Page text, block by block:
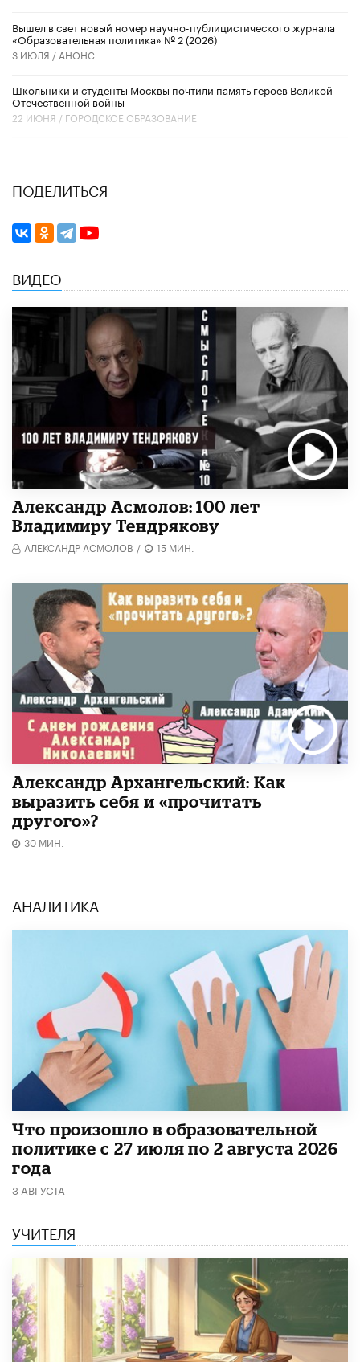
Вышел в свет новый номер научно-публицистического журнала
«Образовательная политика» № 2 (2026)
3 ИЮЛЯ / АНОНС
Школьники и студенты Москвы почтили память героев Великой
Отечественной войны
22 ИЮНЯ / ГОРОДСКОЕ ОБРАЗОВАНИЕ
ПОДЕЛИТЬСЯ
ВИДЕО
Александр Асмолов: 100 лет
Владимиру Тендрякову
АЛЕКСАНДР АСМОЛОВ / 15 МИН.
Александр Архангельский: Как
выразить себя и «прочитать
другого»?
30 МИН.
АНАЛИТИКА
​Что произошло в образовательной
политике с 27 июля по 2 августа 2026
года
3 АВГУСТА
УЧИТЕЛЯ